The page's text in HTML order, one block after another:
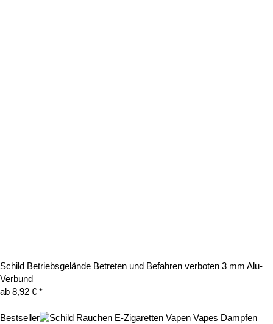
Schild Betriebsgelände Betreten und Befahren verboten 3 mm Alu-
Verbund
ab 8,92 € *
Bestseller